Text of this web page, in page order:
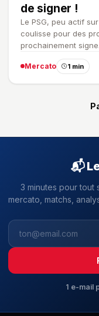
de signer !
Le PSG, peu actif
coulisse pour des
prochainement
Mercato 1 min
📬
3 minutes pour tout
mercato, matchs,
1 e-mail